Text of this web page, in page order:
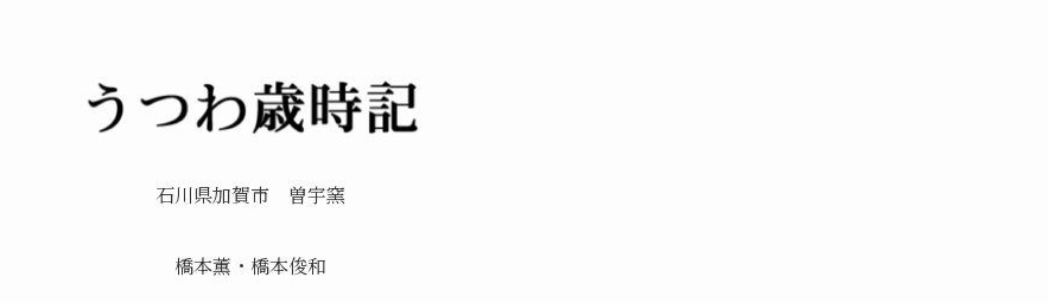
石川県加賀市 曽宇窯
橋本薫・橋本俊和